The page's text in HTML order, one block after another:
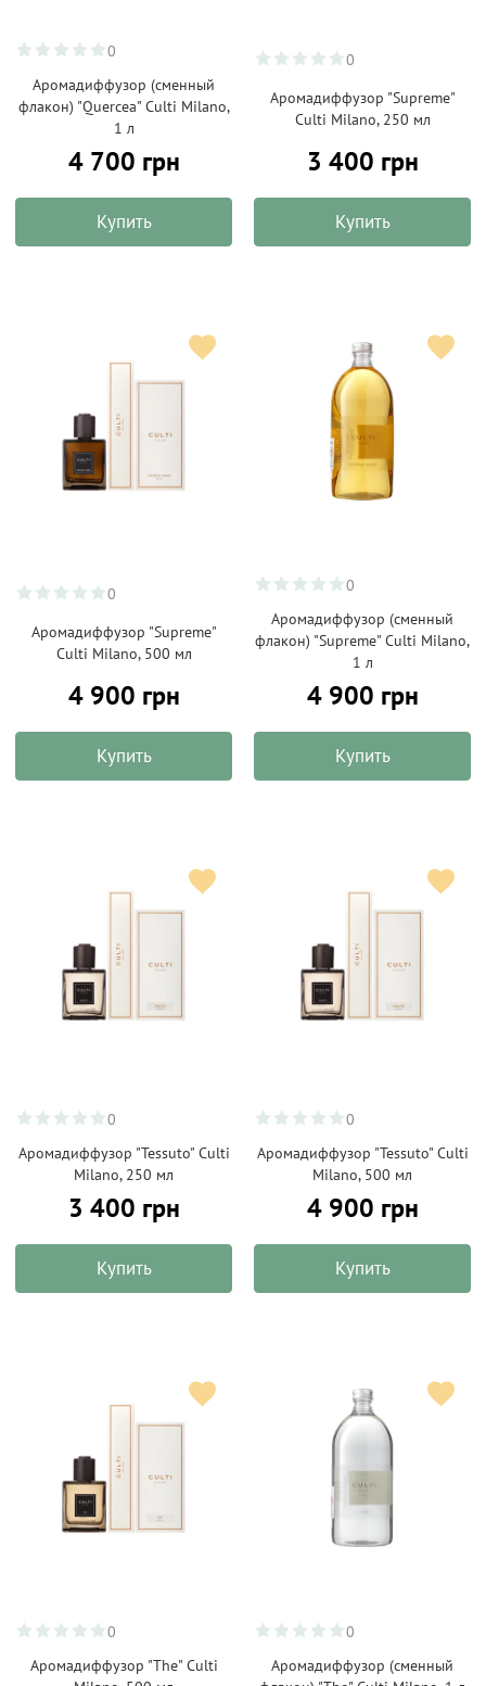
0
Аромадиффузор (сменный
флакон) "Quercea" Culti Milano,
1 л
4 700 грн
Купить
0
Аромадиффузор "Supreme"
Culti Milano, 250 мл
3 400 грн
Купить
0
Аромадиффузор "Supreme"
Culti Milano, 500 мл
4 900 грн
Купить
0
Аромадиффузор (сменный
флакон) "Supreme" Culti Milano,
1 л
4 900 грн
Купить
0
Аромадиффузор "Tessuto" Culti
Milano, 250 мл
3 400 грн
Купить
0
Аромадиффузор "Tessuto" Culti
Milano, 500 мл
4 900 грн
Купить
0
Аромадиффузор "The" Culti
0
Аромадиффузор (сменный